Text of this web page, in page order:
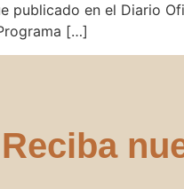
publicado en el Diario
[…]
Reciba